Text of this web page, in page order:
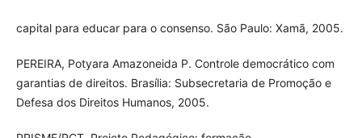
capital para educar para o consenso. São Paulo: Xamã, 2005.
PEREIRA, Potyara Amazoneida P. Controle democrático com
garantias de direitos. Brasília: Subsecretaria de Promoção e
Defesa dos Direitos Humanos, 2005.